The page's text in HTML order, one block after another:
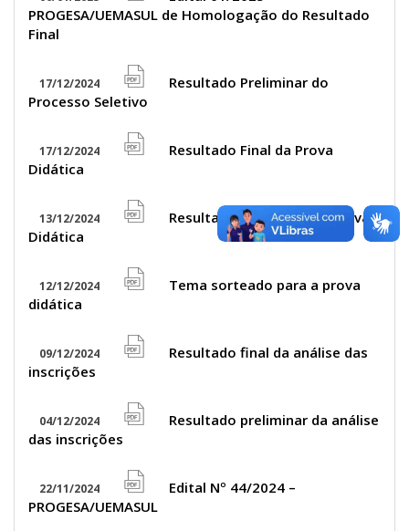
file
icon
PROGESA/UEMASUL de Homologação do Resultado
Final
17/12/2024
file
pdf
icon
Resultado Preliminar do
Processo Seletivo
17/12/2024
pdf
icon
Resultado Final da Prova
Didática
13/12/2024
pdf
icon
Resultado Preliminar da Prova
Didática
12/12/2024
pdf
icon
Tema sorteado para a prova
didática
09/12/2024
pdf
icon
Resultado final da análise das
inscrições
04/12/2024
file
pdf
icon
Resultado preliminar da análise
das inscrições
22/11/2024
file
Edital Nº 44/2024 –
PROGESA/UEMASUL